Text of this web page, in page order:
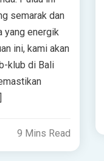
semarak dan
yang energik
ini, kami akan
klub di Bali
9 Mins Read